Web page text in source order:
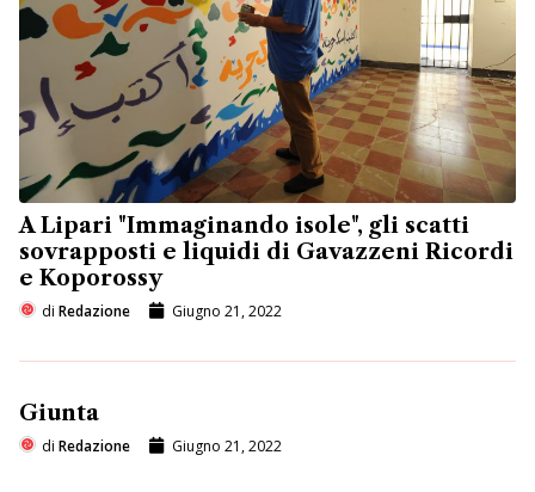
A Lipari "Immaginando isole", gli scatti
sovrapposti e liquidi di Gavazzeni Ricordi
e Koporossy
di Redazione Giugno 21, 2022
Giunta
di Redazione Giugno 21, 2022